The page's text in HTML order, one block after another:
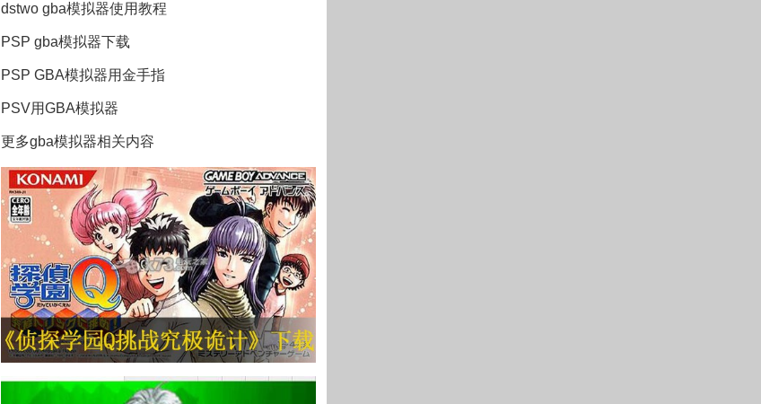
dstwo gba模拟器使用教程
PSP gba模拟器下载
PSP GBA模拟器用金手指
PSV用GBA模拟器
更多gba模拟器相关内容